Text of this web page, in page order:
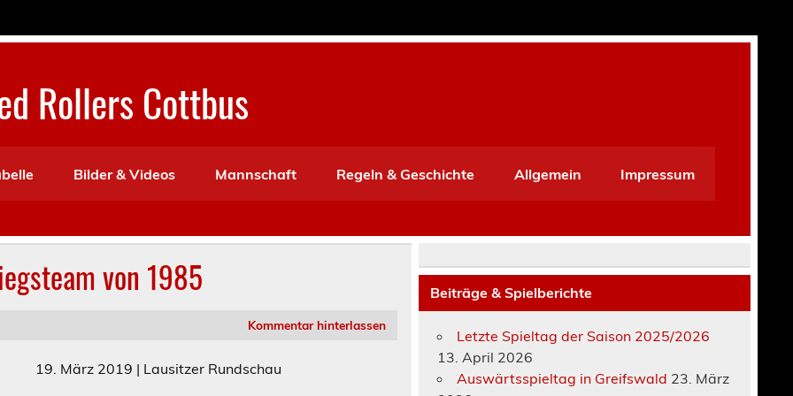
Rollers Cottbus
Bilder & Videos Mannschaft Regeln & Geschichte Allgemein Impressum
von 1985
Kommentar hinterlassen
19. März 2019 | Lausitzer Rundschau
Beiträge & Spielberichte
Letzte Spieltag der Saison 2025/2026
13. April 2026
Auswärtsspieltag in Greifswald 23. März